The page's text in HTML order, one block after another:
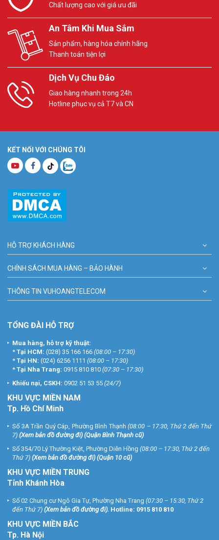
Chất lượng cao với giá ưu đãi
An Tâm Khi Mua Sắm
Sản phẩm, hàng hóa chính hãng
Thanh toán tiện lợi
Dịch Vụ Chu Đáo
Giao hàng nhanh trong 24h
Hotline phục vụ cả T7 và CN
KẾT NỐI VỚI CHÚNG TÔI
HỖ TRỢ KHÁCH HÀNG
CHÍNH SÁCH MUA HÀNG – BẢO HÀNH
THÔNG TIN VUHOANGTELECOM
TỔNG ĐÀI HỖ TRỢ
Mua hàng, hỗ trợ kỹ thuật:
* Tại HCM: (028) 35 166 166 (08:00 – 17:30)
* Tại HN: (024) 6256 1111 (08:00 – 17:30)
* Tại Nha Trang: 0915 810 810 (07:30 – 17:30)
Khiếu nại, CSKH: 0902 51 53 55 (24/7)
KHU VỰC MIỀN NAM
Tp. Hồ Chí Minh
Số 3A Trần Quý Cáp, Phường Bình Thạnh (08:00 – 17:30, Thứ 2 đến Thứ
7) (Xem bản đồ đường đi) (Quận Bình Thạnh cũ)
Số 354/70 Lý Thường Kiệt, Phường Diên Hồng (08:00 – 17:30, Thứ 2 đến
Thứ 7) (Xem bản đồ đường đi) (Quận 10 cũ)
KHU VỰC MIỀN TRUNG
Tỉnh Khánh Hòa
Số 02 Chung cư Ngô Gia Tự, Phường Nha Trang (07:30 – 15:30, Thứ 2
đến Thứ 7) (Xem bản đồ đường đi). Hotline: 0915 810 810
KHU VỰC MIỀN BẮC
Tp. Hà Nội